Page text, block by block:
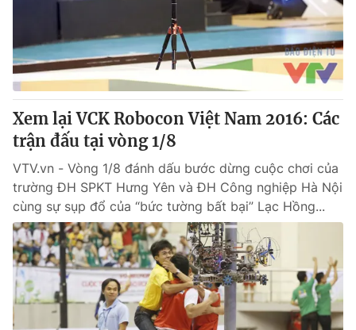
Xem lại VCK Robocon Việt Nam 2016: Các
trận đấu tại vòng 1/8
VTV.vn - Vòng 1/8 đánh dấu bước dừng cuộc chơi của
trường ĐH SPKT Hưng Yên và ĐH Công nghiệp Hà Nội
cùng sự sụp đổ của “bức tường bất bại” Lạc Hồng...